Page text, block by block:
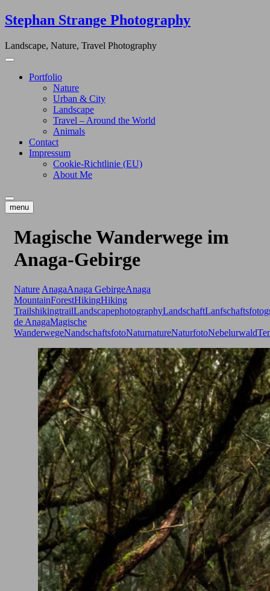
Skip
to
Stephan Strange Photography
Landscape, Nature, Travel Photography
Portfolio
Nature
Urban & City
Landscape
Travel – Around the World
Animals
Contact
Impressum
Cookie-Richtlinie (EU)
About Me
menu
Magische Wanderwege im
Anaga-Gebirge
Nature AnagaAnaga GebirgeAnaga
MountainForestHikingHiking
TrailshikingtrailLandscapephotographyLandschaft
de AnagaMagische
WanderwegeNandschaftsfotoNaturnatureNaturfotoNebelurwald